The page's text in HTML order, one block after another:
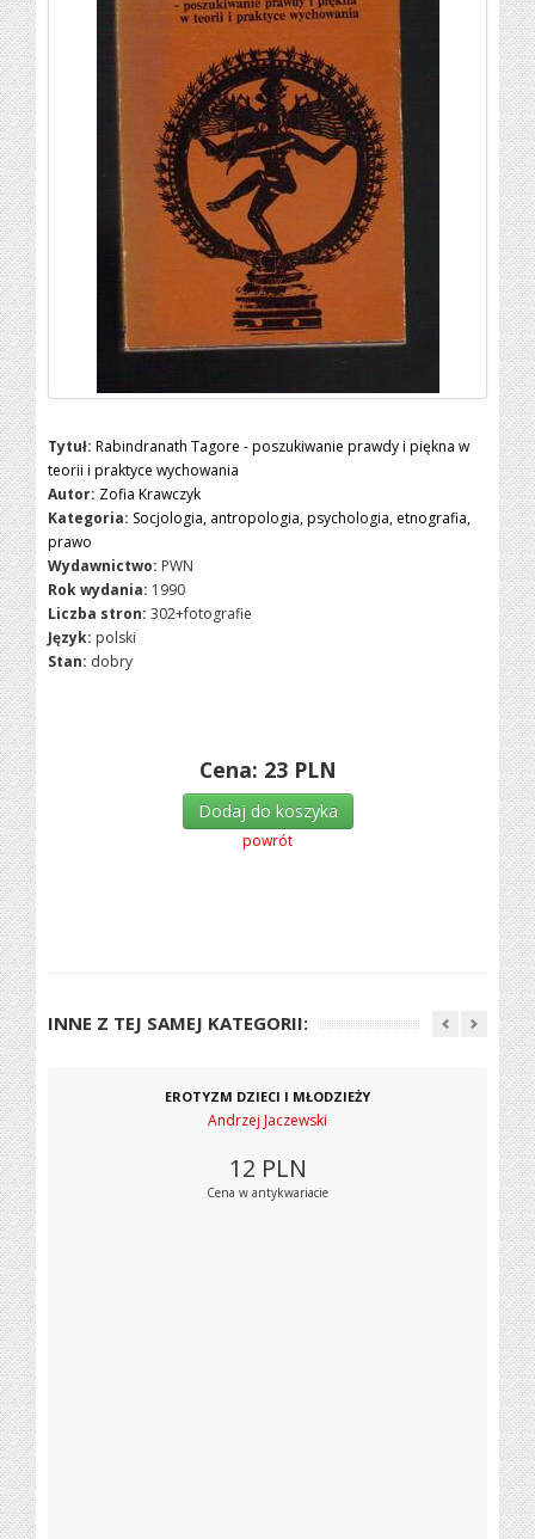
Tytuł: Rabindranath Tagore - poszukiwanie prawdy i piękna w
teorii i praktyce wychowania
Autor: Zofia Krawczyk
Kategoria: Socjologia, antropologia, psychologia, etnografia,
prawo
Wydawnictwo: PWN
Rok wydania: 1990
Liczba stron: 302+fotografie
Język: polski
Stan: dobry
Cena: 23 PLN
Dodaj do koszyka
powrót
INNE Z TEJ SAMEJ KATEGORII:
EROTYZM DZIECI I MŁODZIEŻY
Andrzej Jaczewski
12 PLN
Cena w antykwariacie